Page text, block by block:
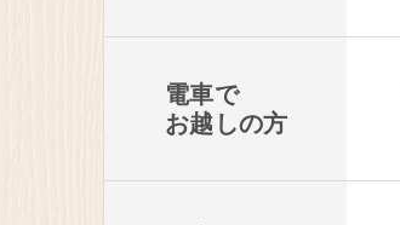
電車で
お越しの方